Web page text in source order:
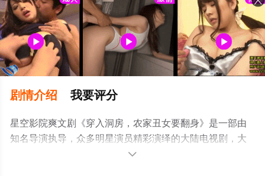
剧情介绍 我要评分
星空影院爽文剧《穿入洞房，农家丑女要翻身》是一部由
知名导演执导，众多明星演员精彩演绎的大陆电视剧，大
结局剧情已揭晓（全80集），手机免费观看高清未删减完
